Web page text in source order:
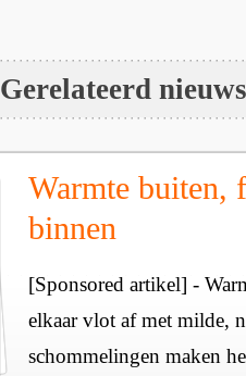
Gerelateerd nieuws
Warmte buiten,
binnen
[Sponsored artikel] -
elkaar vlot af met milde,
schommelingen maken